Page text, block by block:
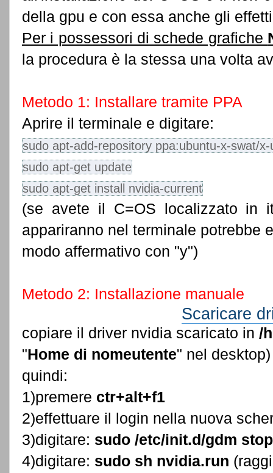
della gpu e con essa anche gli
Per i possessori di schede grafiche
la procedura è la stessa una volta
Metodo 1: Installare tramite PPA
Aprire il terminale e digitare:
sudo apt-add-repository ppa:ubuntu-x-swat/x-
sudo apt-get update
sudo apt-get install nvidia-current
(se avete il C=OS localizzato in
appariranno nel terminale potrebbe
modo affermativo con "y")
Metodo 2: Installazione manuale
Scaricare
copiare il driver nvidia scaricato in /
"Home di nomeutente" nel
quindi:
1)premere ctr+alt+f1
2)effettuare il login nella nuova
3)digitare: sudo /etc/init.d/gdm stop
4)digitare: sudo sh nvidia.run